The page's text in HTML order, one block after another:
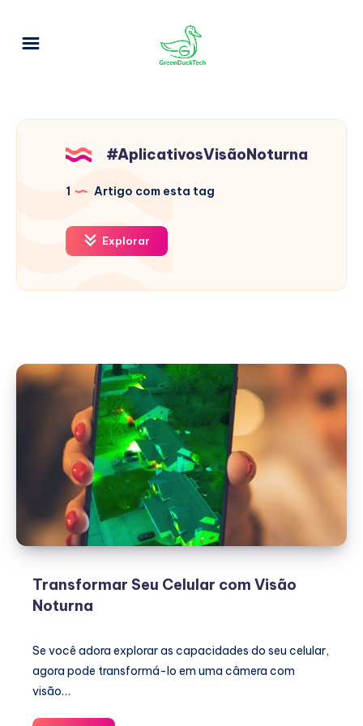
#AplicativosVisãoNoturna
1 Artigo com esta tag
Explorar
Transformar Seu Celular com Visão
Noturna
Se você adora explorar as capacidades do seu celular,
agora pode transformá-lo em uma câmera com
visão…